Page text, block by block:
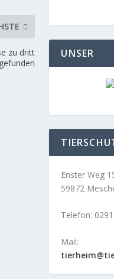
zu dritt
gefunden
UNSER
Enster Weg
59872
Telefon:
Mail: